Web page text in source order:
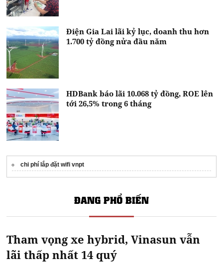
Điện Gia Lai lãi kỷ lục, doanh thu hơn
1.700 tỷ đồng nửa đầu năm
HDBank báo lãi 10.068 tỷ đồng, ROE lên
tới 26,5% trong 6 tháng
chi phí lắp đặt wifi vnpt​
ĐANG PHỔ BIẾN
Tham vọng xe hybrid, Vinasun vẫn
lãi thấp nhất 14 quý